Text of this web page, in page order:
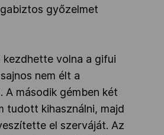
győzelmet
kezdhette volna a gifui
nem élt a
A második gémben két
tudott kihasználni, majd
el szerváját. Az